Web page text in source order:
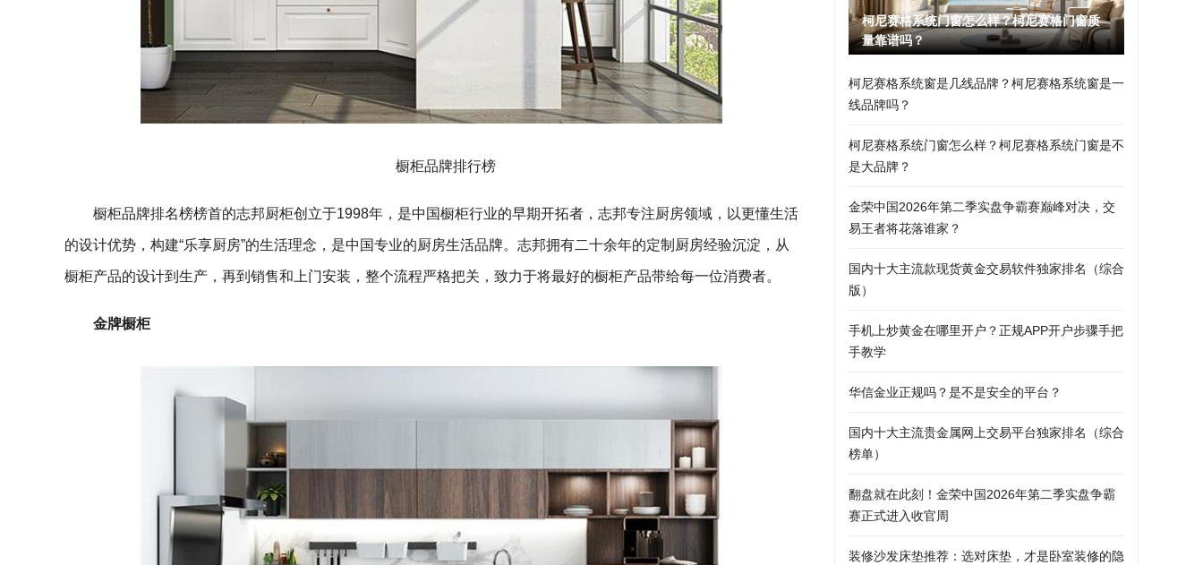
橱柜品牌排行榜
橱柜品牌排名榜榜首的志邦厨柜创立于1998年，是中国橱柜行业的早期开拓者，志邦专注厨房领域，以更懂生活
的设计优势，构建“乐享厨房”的生活理念，是中国专业的厨房生活品牌。志邦拥有二十余年的定制厨房经验沉淀，从
橱柜产品的设计到生产，再到销售和上门安装，整个流程严格把关，致力于将最好的橱柜产品带给每一位消费者。
金牌橱柜
柯尼赛格系统门窗怎么样？柯尼赛格门窗质
量靠谱吗？
柯尼赛格系统窗是几线品牌？柯尼赛格系统窗是一
线品牌吗？
柯尼赛格系统门窗怎么样？柯尼赛格系统门窗是不
是大品牌？
金荣中国2026年第二季实盘争霸赛巅峰对决，交
易王者将花落谁家？
国内十大主流款现货黄金交易软件独家排名（综合
版）
手机上炒黄金在哪里开户？正规APP开户步骤手把
手教学
华信金业正规吗？是不是安全的平台？
国内十大主流贵金属网上交易平台独家排名（综合
榜单）
翻盘就在此刻！金荣中国2026年第二季实盘争霸
赛正式进入收官周
装修沙发床垫推荐：选对床垫，才是卧室装修的隐